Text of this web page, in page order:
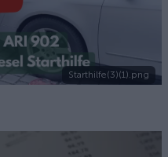
Starthilfe(3)(1).png